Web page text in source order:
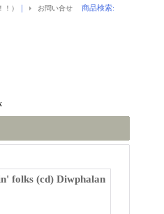
） ｜ お問い合せ 商品検索:
folks (cd) Diwphalan